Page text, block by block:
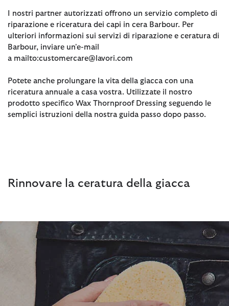
I nostri partner autorizzati offrono un servizio completo di
riparazione e riceratura dei capi in cera Barbour. Per
ulteriori informazioni sui servizi di riparazione e ceratura di
Barbour, inviare un'e-mail
a mailto:customercare@lavori.com
Potete anche prolungare la vita della giacca con una
riceratura annuale a casa vostra. Utilizzate il nostro
prodotto specifico Wax Thornproof Dressing seguendo le
semplici istruzioni della nostra guida passo dopo passo.
Rinnovare la ceratura della giacca